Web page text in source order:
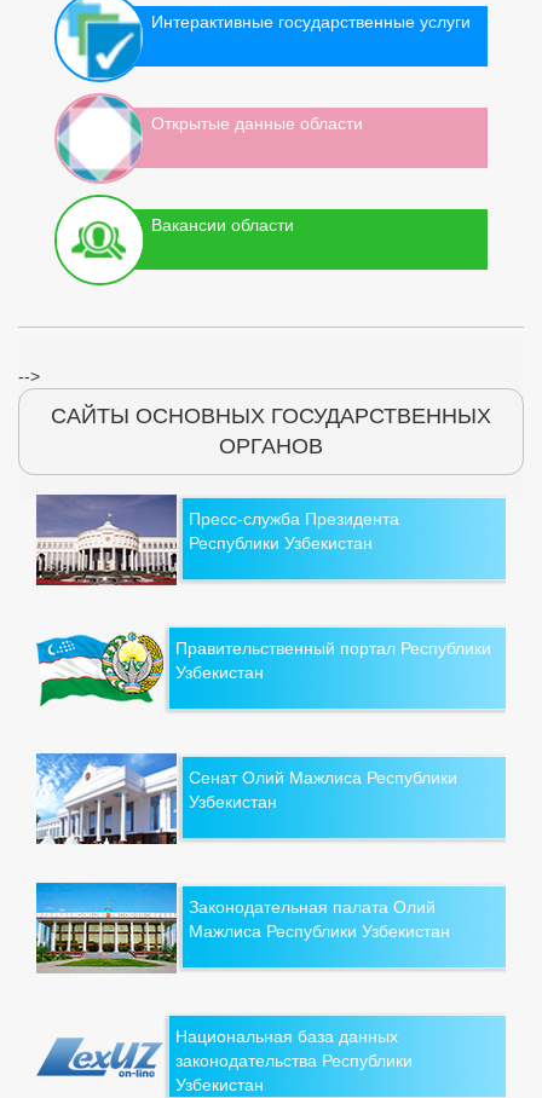
Интерактивные государственные услуги
Открытые данные области
Вакансии области
-->
САЙТЫ ОСНОВНЫХ ГОСУДАРСТВЕННЫХ
ОРГАНОВ
Пресс-служба Президента
Республики Узбекистан
Правительственный портал Республики
Узбекистан
Сенат Олий Мажлиса Республики
Узбекистан
Законодательная палата Олий
Мажлиса Республики Узбекистан
Национальная база данных
законодательства Республики
Узбекистан